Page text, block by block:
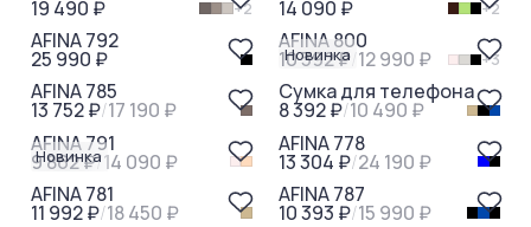
19 490 ₽ +2 14 090 ₽ +2
AFINA 792
25 990 ₽ Новинка
AFINA 800
10 392 ₽ 12 990 ₽ +3
-20%
AFINA 785
13 752 ₽/17 190 ₽
-20%
Сумка для телефона
8 392 ₽/10 490 ₽
Новинка
-30%
AFINA 791
9 862 ₽/14 090 ₽
-45%
AFINA 778
13 304 ₽/24 190 ₽
-35%
AFINA 781
11 992 ₽/18 450 ₽
-35%
AFINA 787
10 393 ₽/15 990 ₽
-50% -55%